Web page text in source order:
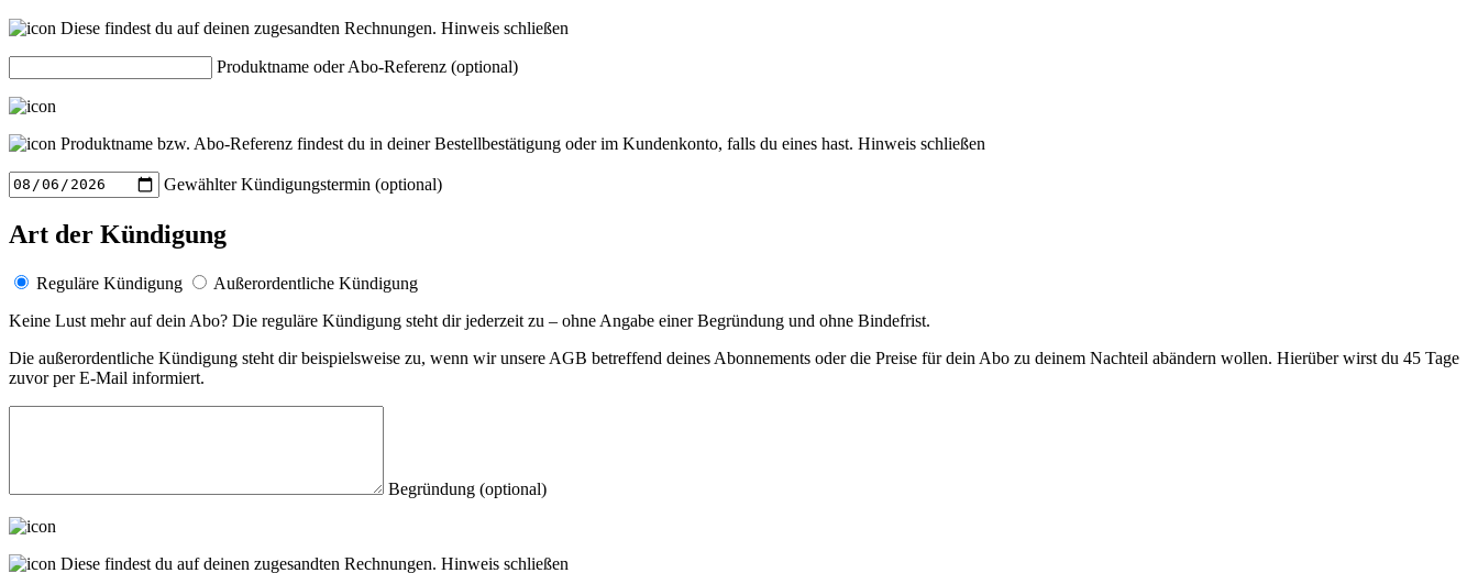
Diese findest du auf deinen zugesandten Rechnungen. Hinweis schließen
Produktname oder Abo-Referenz (optional)
Produktname bzw. Abo-Referenz findest du in deiner Bestellbestätigung oder im Kundenkonto, falls du eines hast. Hinweis schließen
Gewählter Kündigungstermin (optional)
Art der Kündigung
Reguläre Kündigung
Außerordentliche Kündigung
Keine Lust mehr auf dein Abo? Die reguläre Kündigung steht dir jederzeit zu – ohne Angabe einer Begründung und ohne Bindefrist.
Die außerordentliche Kündigung steht dir beispielsweise zu, wenn wir unsere AGB betreffend deines Abonnements oder die Preise für dein Abo zu deinem Nachteil abändern wollen. Hierüber wirst du 45 Tage
zuvor per E-Mail informiert.
Begründung (optional)
Diese findest du auf deinen zugesandten Rechnungen. Hinweis schließen